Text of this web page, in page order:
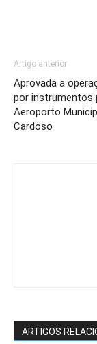
Artigo anterior
Aprovada a
por instrumentos
Aeroporto
Cardoso
ARTIGOS